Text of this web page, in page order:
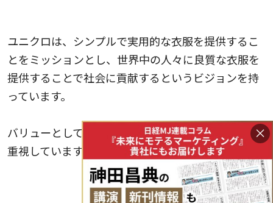
ユニクロは、シンプルで実用的な衣服を提供するこ
とをミッションとし、世界中の人々に良質な衣服を
提供することで社会に貢献するというビジョンを持
っています。
バリューとしては、顧客に対する深い理解と革新を
重視しています。
ソフトバンクグループの成功事例
×